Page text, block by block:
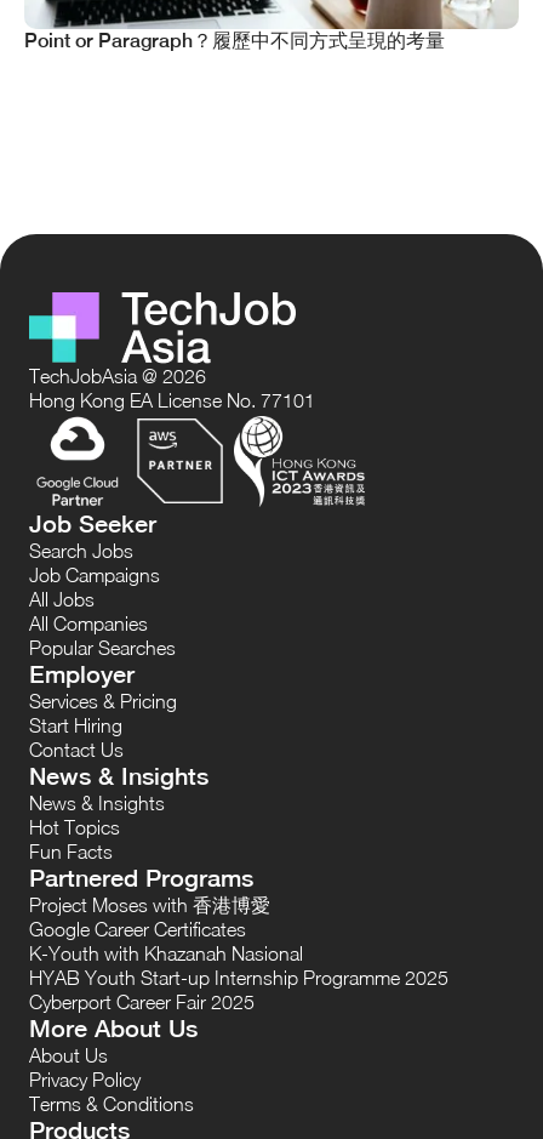
Point or Paragraph？履歷中不同方式呈現的考量
TechJobAsia @ 2026
Hong Kong EA License No. 77101
Job Seeker
Search Jobs
Job Campaigns
All Jobs
All Companies
Popular Searches
Employer
Services & Pricing
Start Hiring
Contact Us
News & Insights
News & Insights
Hot Topics
Fun Facts
Partnered Programs
Project Moses with 香港博愛
Google Career Certificates
K-Youth with Khazanah Nasional
HYAB Youth Start-up Internship Programme 2025
Cyberport Career Fair 2025
More About Us
About Us
Privacy Policy
Terms & Conditions
Products